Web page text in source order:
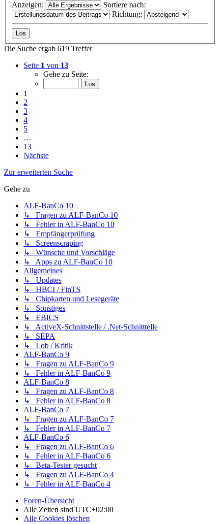
Anzeigen:
Sortiere nach:
Richtung:
Die Suche ergab 619 Treffer
Seite 1 von 13
Gehe zu Seite:
1
2
3
4
5
…
13
Nächste
Zur erweiterten Suche
Gehe zu
ALF-BanCo 10
↳ Fragen zu ALF-BanCo 10
↳ Fehler in ALF-BanCo 10
↳ Empfängerprüfung
↳ Screenscraping
↳ Wünsche und Vorschläge
↳ Apps zu ALF-BanCo 10
Allgemeines
↳ Updates
↳ HBCI / FinTS
↳ Chipkarten und Lesegeräte
↳ Sonstiges
↳ EBICS
↳ ActiveX-Schnittstelle / .Net-Schnitttelle
↳ SEPA
↳ Lob / Kritik
ALF-BanCo 9
↳ Fragen zu ALF-BanCo 9
↳ Fehler in ALF-BanCo 9
ALF-BanCo 8
↳ Fragen zu ALF-BanCo 8
↳ Fehler in ALF-BanCo 8
ALF-BanCo 7
↳ Fragen zu ALF-BanCo 7
↳ Fehler in ALF-BanCo 7
ALF-BanCo 6
↳ Fragen zu ALF-BanCo 6
↳ Fehler in ALF-BanCo 6
↳ Beta-Tester gesucht
↳ Fragen zu ALF-BanCo 4
↳ Fehler in ALF-BanCo 4
Foren-Übersicht
Alle Zeiten sind UTC+02:00
Alle Cookies löschen